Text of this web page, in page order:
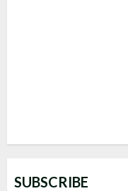
SUBSCRIBE